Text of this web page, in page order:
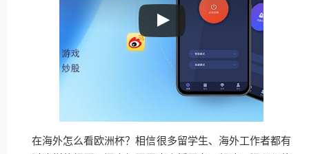
在海外怎么看欧洲杯？相信很多留学生、海外工作者都有